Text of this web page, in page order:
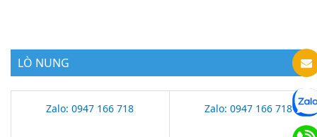
LÒ NUNG
Zalo: 0947 166 718 Zalo: 0947 166 718